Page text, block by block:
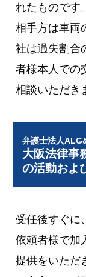
れたものです。
相手方は車両
社は過失割合
者様本人での
相談いただき
弁護士法人
大阪法律事
の活動およ
受任後すぐに
依頼者様で加
提供をいただ